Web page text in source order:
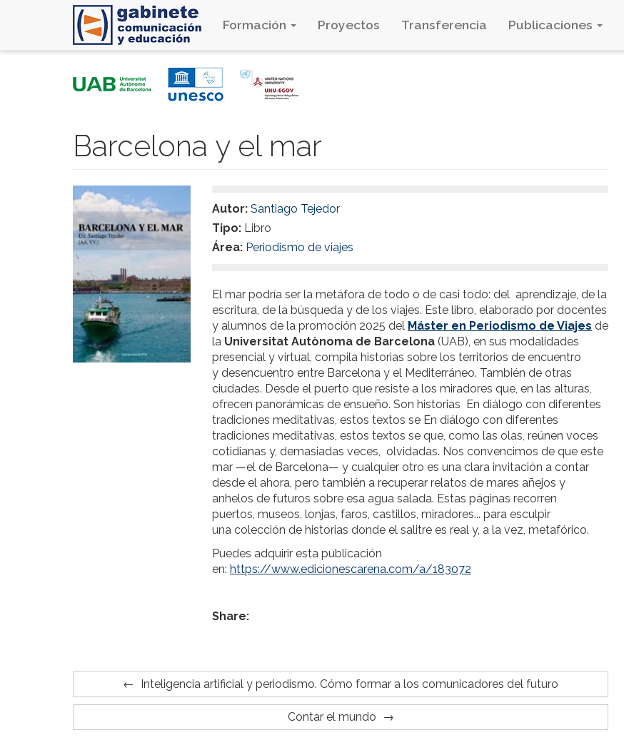
Formación Proyectos Transferencia Publicaciones
Barcelona y el mar
Autor: Santiago Tejedor
Tipo: Libro
Área: Periodismo de viajes
El mar podría ser la metáfora de todo o de casi todo: del aprendizaje, de la
escritura, de la búsqueda y de los viajes. Este libro, elaborado por docentes
y alumnos de la promoción 2025 del Máster en Periodismo de Viajes de
la Universitat Autònoma de Barcelona (UAB), en sus modalidades
presencial y virtual, compila historias sobre los territorios de encuentro
y desencuentro entre Barcelona y el Mediterráneo. También de otras
ciudades. Desde el puerto que resiste a los miradores que, en las alturas,
ofrecen panorámicas de ensueño. Son historias En diálogo con diferentes
tradiciones meditativas, estos textos se En diálogo con diferentes
tradiciones meditativas, estos textos se que, como las olas, reúnen voces
cotidianas y, demasiadas veces, olvidadas. Nos convencimos de que este
mar —el de Barcelona— y cualquier otro es una clara invitación a contar
desde el ahora, pero también a recuperar relatos de mares añejos y
anhelos de futuros sobre esa agua salada. Estas páginas recorren
puertos, museos, lonjas, faros, castillos, miradores... para esculpir
una colección de historias donde el salitre es real y, a la vez, metafórico.
Puedes adquirir esta publicación
en: https://www.edicionescarena.com/a/183072
Share:
Inteligencia artificial y periodismo. Cómo formar a los comunicadores del futuro
Contar el mundo